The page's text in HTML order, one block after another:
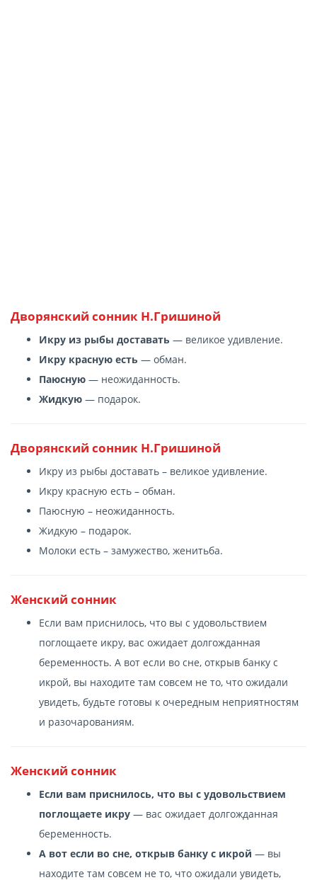
Дворянский сонник Н.Гришиной
Икру из рыбы доставать — великое удивление.
Икру красную есть — обман.
Паюсную — неожиданность.
Жидкую — подарок.
Дворянский сонник Н.Гришиной
Икру из рыбы доставать – великое удивление.
Икру красную есть – обман.
Паюсную – неожиданность.
Жидкую – подарок.
Молоки есть – замужество, женитьба.
Женский сонник
Если вам приснилось, что вы с удовольствием
поглощаете икру, вас ожидает долгожданная
беременность. А вот если во сне, открыв банку с
икрой, вы находите там совсем не то, что ожидали
увидеть, будьте готовы к очередным неприятностям
и разочарованиям.
Женский сонник
Если вам приснилось, что вы с удовольствием
поглощаете икру — вас ожидает долгожданная
беременность.
А вот если во сне, открыв банку с икрой — вы
находите там совсем не то, что ожидали увидеть,